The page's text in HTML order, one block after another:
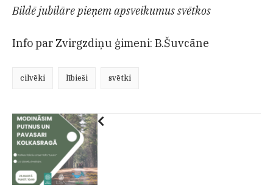
Bildē jubilāre pieņem apsveikumus svētkos
Info par Zvirgzdiņu ģimeni: B.Šuvcāne
cilvēki lībieši svētki